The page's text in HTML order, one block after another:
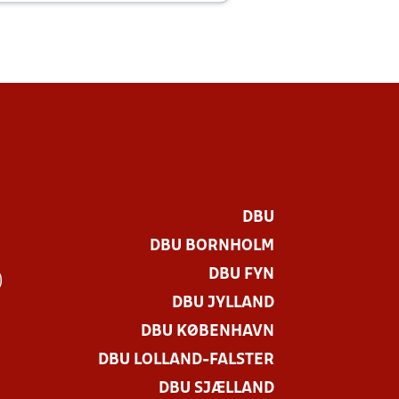
DBU
DBU BORNHOLM
DBU FYN
DBU JYLLAND
DBU KØBENHAVN
DBU LOLLAND-FALSTER
DBU SJÆLLAND